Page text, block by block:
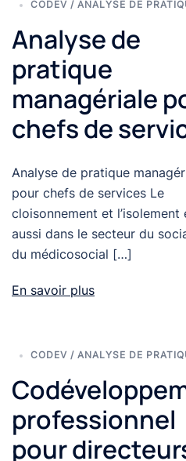
CODEV / ANALYSE DE
Analyse de
pratique
managériale
chefs de
Analyse de pratique
pour chefs de services Le
cloisonnement et l’isolement
aussi dans le secteur du
du médicosocial […]
En savoir plus
CODEV / ANALYSE DE
professionnel
pour